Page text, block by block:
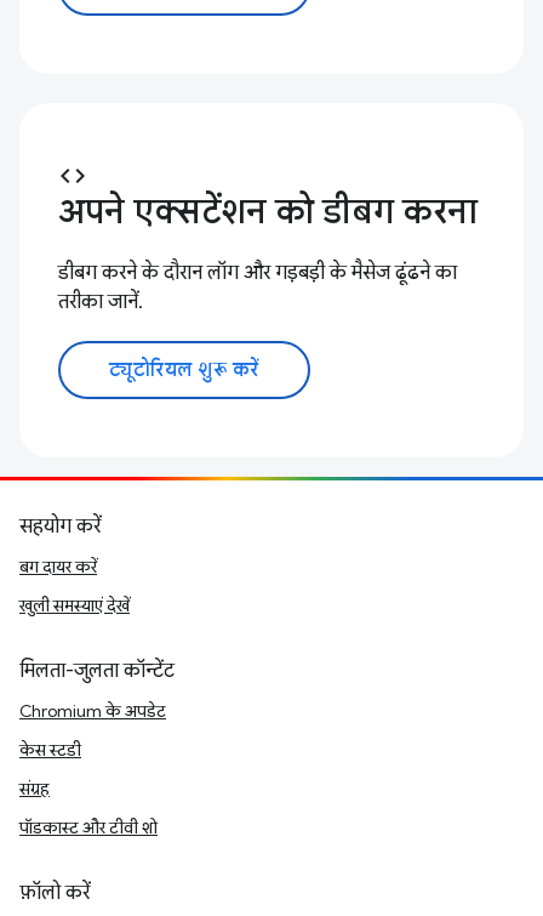
code
अपने एक्सटेंशन को डीबग करना
डीबग करने के दौरान लॉग और गड़बड़ी के मैसेज ढूंढने का
तरीका जानें.
ट्यूटोरियल शुरू करें
सहयोग करें
बग दायर करें
खुली समस्याएं देखें
मिलता-जुलता कॉन्टेंट
Chromium के अपडेट
केस स्टडी
संग्रह
पॉडकास्ट और टीवी शो
फ़ॉलो करें